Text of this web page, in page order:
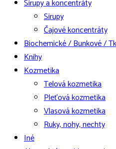
Sirupy a koncentráty
Sirupy
Čajové koncentráty
Biochemické / Bunkové /
Knihy
Kozmetika
Telová kozmetika
Pleťová kozmetika
Vlasová kozmetika
Ruky, nohy, nechty
Iné